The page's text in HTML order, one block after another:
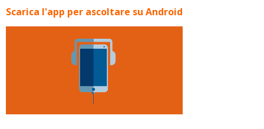
Scarica l'app per ascoltare su Android